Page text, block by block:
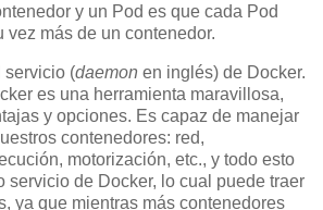
y un Pod es que cada Pod
vez más de un contenedor.
servicio (daemon en inglés) de Docker.
es una herramienta maravillosa,
y opciones. Es capaz de manejar
contenedores: red,
motorización, etc., y todo esto
servicio de Docker, lo cual puede traer
ya que mientras más contenedores